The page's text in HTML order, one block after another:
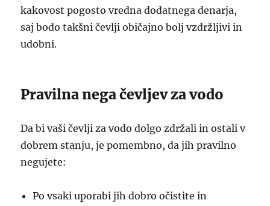
kakovost pogosto vredna dodatnega denarja,
saj bodo takšni čevlji običajno bolj vzdržljivi in
udobni.
Pravilna nega čevljev za vodo
Da bi vaši čevlji za vodo dolgo zdržali in ostali v
dobrem stanju, je pomembno, da jih pravilno
negujete:
Po vsaki uporabi jih dobro očistite in